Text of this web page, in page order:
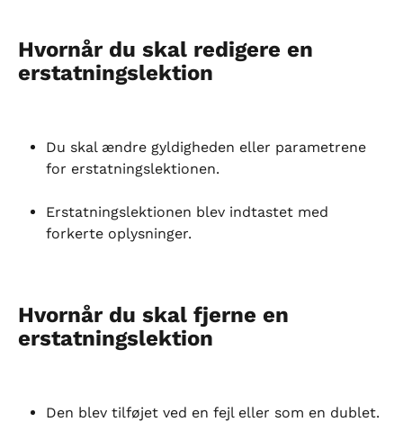
Hvornår du skal redigere en
erstatningslektion
Du skal ændre gyldigheden eller parametrene
for erstatningslektionen.
Erstatningslektionen blev indtastet med
forkerte oplysninger.
Hvornår du skal fjerne en
erstatningslektion
Den blev tilføjet ved en fejl eller som en dublet.